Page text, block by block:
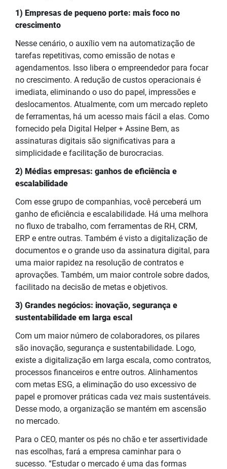
1) Empresas de pequeno porte: mais foco no
crescimento
Nesse cenário, o auxílio vem na automatização de
tarefas repetitivas, como emissão de notas e
agendamentos. Isso libera o empreendedor para focar
no crescimento. A redução de custos operacionais é
imediata, eliminando o uso do papel, impressões e
deslocamentos. Atualmente, com um mercado repleto
de ferramentas, há um acesso mais fácil a elas. Como
fornecido pela Digital Helper + Assine Bem, as
assinaturas digitais são significativas para a
simplicidade e facilitação de burocracias.
2) Médias empresas: ganhos de eficiência e
escalabilidade
Com esse grupo de companhias, você perceberá um
ganho de eficiência e escalabilidade. Há uma melhora
no fluxo de trabalho, com ferramentas de RH, CRM,
ERP e entre outras. Também é visto a digitalização de
documentos e o grande uso da assinatura digital, para
uma maior rapidez na resolução de contratos e
aprovações. Também, um maior controle sobre dados,
facilitado na decisão de metas e objetivos.
3) Grandes negócios: inovação, segurança e
sustentabilidade em larga escal
Com um maior número de colaboradores, os pilares
são inovação, segurança e sustentabilidade. Logo,
existe a digitalização em larga escala, como contratos,
processos financeiros e entre outros. Alinhamentos
com metas ESG, a eliminação do uso excessivo de
papel e promover práticas cada vez mais sustentáveis.
Desse modo, a organização se mantém em ascensão
no mercado.
Para o CEO, manter os pés no chão e ter assertividade
nas escolhas, fará a empresa caminhar para o
sucesso. “Estudar o mercado é uma das formas